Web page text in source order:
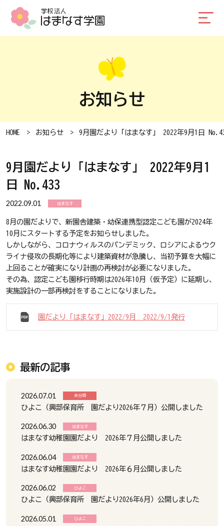
お知らせ
HOME お知らせ 9月園だより「はまなす」 2022年9月1日
9月園だより「はまなす」 2022年9月1
日 No.433
2022.09.01 はまなす
8月の園だよりで、新園舎建築・幼保連携型認定こども園が2024年
10月にスタートする予定をお知らせしました。
しかしながら、コロナウィルスのパンデミック、ロシアによるウク
ライナ侵攻の長期化等により建築資材が急騰し、当初予算を大幅に
上回ることが確実になり計画の再検討が必要になりました。
その為、認定こども園移行時期は2026年10月（仮予定）に延期し、
実施設計の一部再検討をすることになりました。
園だより「はまなす」2022/9月 2022/9/1発行
最新の記事
2026.07.01 未分類
ひよこ（興部保育所 園だより2026年７月）公開しました
2026.06.30 はまなす
はまなす幼稚園園だより 2026年７月公開しました
2026.06.04 はまなす
はまなす幼稚園園だより 2026年６月公開しました
2026.06.02 ひよこ
ひよこ（興部保育所 園だより2026年6月）公開しました
2026.05.01 ひよこ